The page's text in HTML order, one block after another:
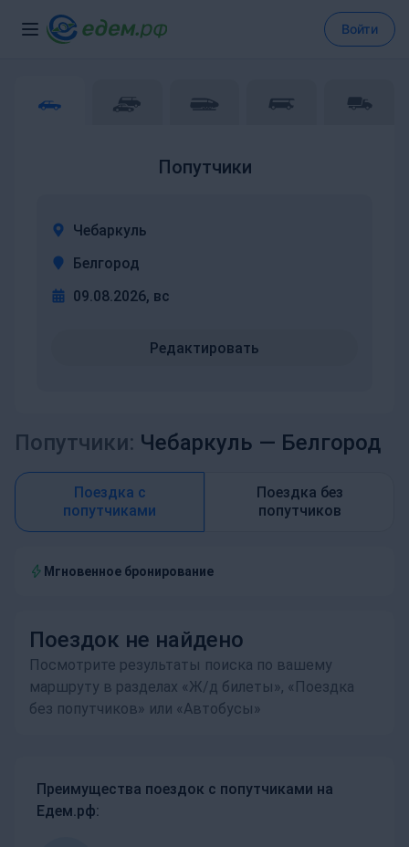
Войти
Попутчики
Чебаркуль
Белгород
09.08.2026, вс
Редактировать
Попутчики: Чебаркуль — Белгород
Поездка с
попутчиками
Поездка без
попутчиков
Мгновенное бронирование
Поездок не найдено
Посмотрите результаты поиска по вашему
маршруту в разделах «Ж/д билеты», «Поездка
без попутчиков» или «Автобусы»
Преимущества поездок с попутчиками на
Едем.рф: